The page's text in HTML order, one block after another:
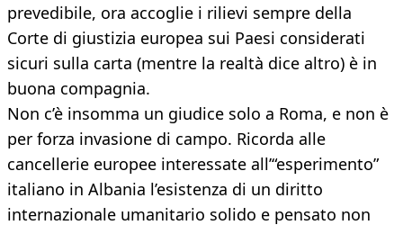
prevedibile, ora accoglie i rilievi sempre della
Corte di giustizia europea sui Paesi considerati
sicuri sulla carta (mentre la realtà dice altro) è in
buona compagnia.
Non c’è insomma un giudice solo a Roma, e non è
per forza invasione di campo. Ricorda alle
cancellerie europee interessate all’“esperimento”
italiano in Albania l’esistenza di un diritto
internazionale umanitario solido e pensato non